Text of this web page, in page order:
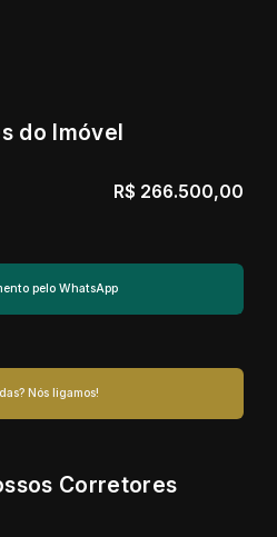
do Imóvel
R$ 266.500,00
pelo WhatsApp
Nós ligamos!
Corretores